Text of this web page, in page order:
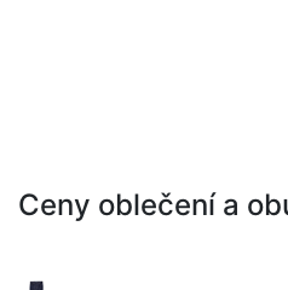
Ceny oblečení a